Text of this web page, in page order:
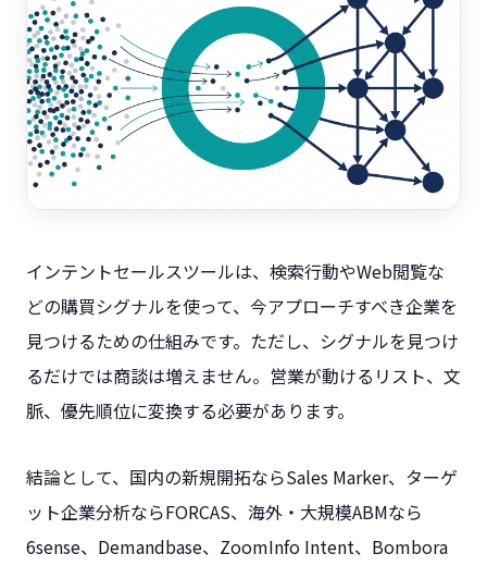
インテントセールスツールは、検索行動やWeb閲覧な
どの購買シグナルを使って、今アプローチすべき企業を
見つけるための仕組みです。ただし、シグナルを見つけ
るだけでは商談は増えません。営業が動けるリスト、文
脈、優先順位に変換する必要があります。
結論として、国内の新規開拓ならSales Marker、ターゲ
ット企業分析ならFORCAS、海外・大規模ABMなら
6sense、Demandbase、ZoomInfo Intent、Bombora